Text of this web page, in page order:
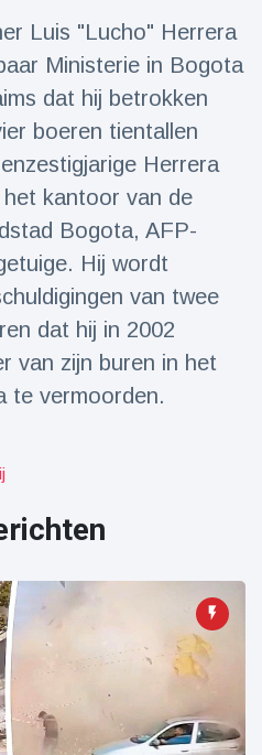
Luis "Lucho" Herrera
Ministerie in Bogota
dat hij betrokken
boeren tientallen
Herrera
kantoor van de
Bogota, AFP-
Hij wordt
van twee
dat hij in 2002
van zijn buren in het
te vermoorden.